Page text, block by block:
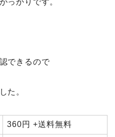
っかりです。
できるので
た。
360円 +送料無料